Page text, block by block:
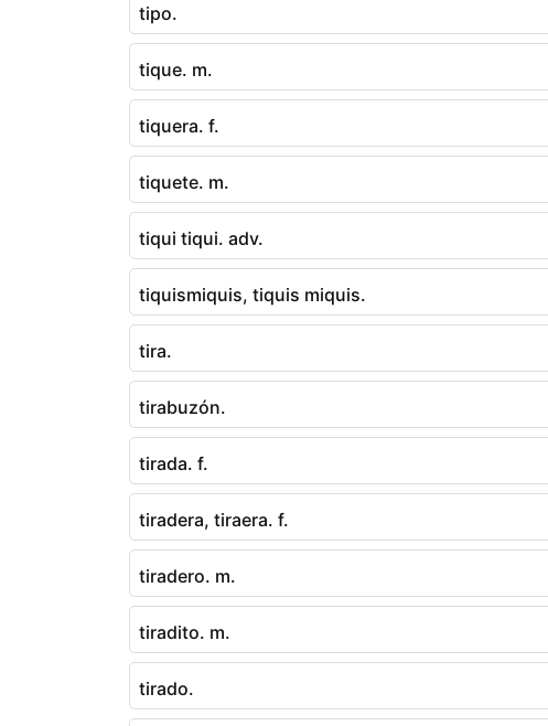
tipo.
tique. m.
tiquera. f.
tiquete. m.
tiqui tiqui. adv.
tiquismiquis, tiquis miquis.
tira.
tirabuzón.
tirada. f.
tiradera, tiraera. f.
tiradero. m.
tiradito. m.
tirado.